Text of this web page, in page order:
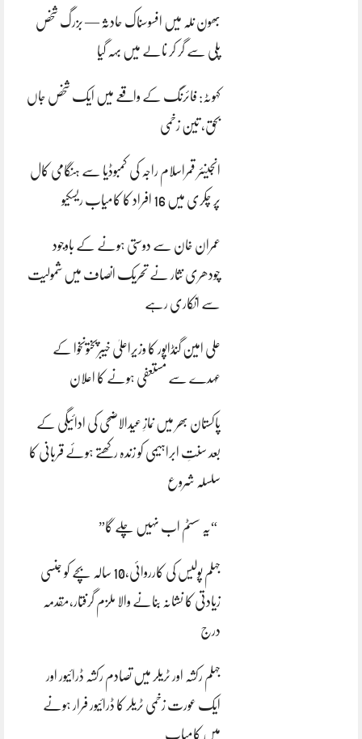
بھون نلہ میں افسوسناک حادثہ — بزرگ شخص
پلی سے گر کر نالے میں بہہ گیا
کہوٹہ: فائرنگ کے واقعے میں ایک شخص جاں
بحق، تین زخمی
انجینئر قمراسلام راجہ کی کمبوڈیا سے ہنگامی کال
پر چکری میں 16 افراد کا کامیاب ریسکیو
عمران خان سے دوستی ہونے کے باوجود
چودھری نثار نے تحریک انصاف میں شمولیت
سے انکاری رہے
علی امین گنڈاپور کا وزیراعلیٰ خیبرپختونخوا کے
عہدے سے مستعفی ہونے کا اعلان
پاکستان بھر میں نمازِ عیدالاضحی کی ادائیگی کے
بعد سنتِ ابراہیمی کو زندہ رکھتے ہوئے قربانی کا
سلسلہ شروع
“یہ سسٹم اب نہیں چلے گا”
جہلم پولیس کی کارروائی،10 سالہ بچے کو جنسی
زیادتی کا نشانہ بنانے والا ملزم گرفتار،مقدمہ
درج
جہلم رکشہ اور ٹریلر میں تصادم رکشہ ڈرائیور اور
ایک عورت زخمی ٹریلر کا ڈرائیور فرار ہونے
میں کامیاب